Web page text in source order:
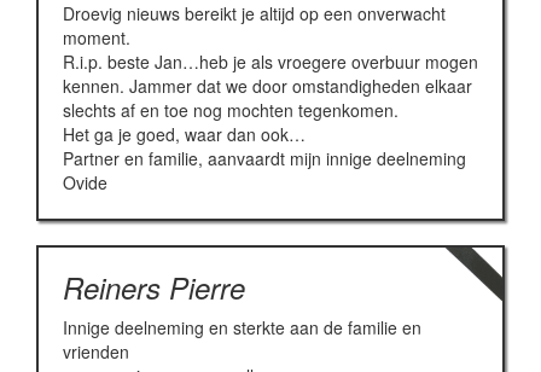
Droevig nieuws bereikt je altijd op een onverwacht
moment.
R.i.p. beste Jan…heb je als vroegere overbuur mogen
kennen. Jammer dat we door omstandigheden elkaar
slechts af en toe nog mochten tegenkomen.
Het ga je goed, waar dan ook…
Partner en familie, aanvaardt mijn innige deelneming
Ovide
Reiners Pierre
Innige deelneming en sterkte aan de familie en
vrienden